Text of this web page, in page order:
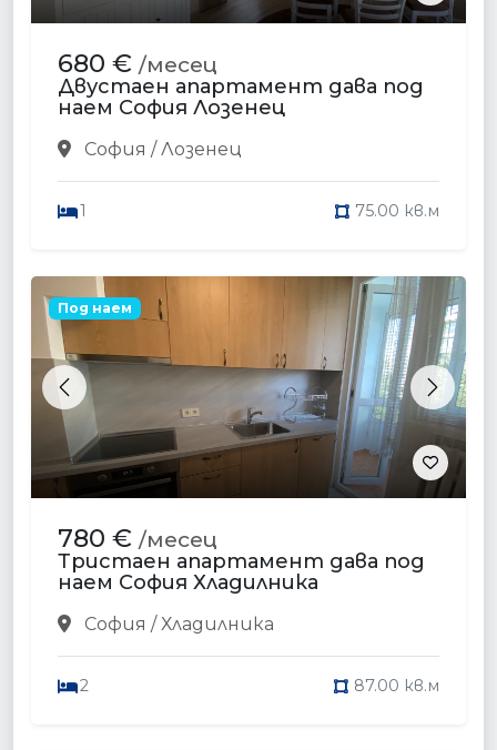
680 € /месец
Двустаен апартамент дава под
наем София Лозенец
София / Лозенец
1 75.00 кв.м
Previous Next
Под наем
780 € /месец
Тристаен апартамент дава под
наем София Хладилника
София / Хладилника
2 87.00 кв.м